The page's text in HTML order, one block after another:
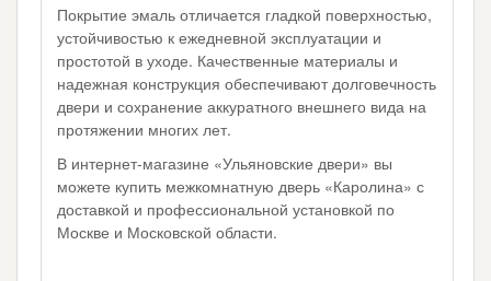
Покрытие эмаль отличается гладкой поверхностью,
устойчивостью к ежедневной эксплуатации и
простотой в уходе. Качественные материалы и
надежная конструкция обеспечивают долговечность
двери и сохранение аккуратного внешнего вида на
протяжении многих лет.
В интернет-магазине «Ульяновские двери» вы
можете купить межкомнатную дверь «Каролина» с
доставкой и профессиональной установкой по
Москве и Московской области.